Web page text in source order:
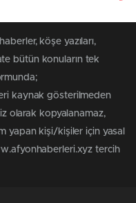
köşe yazıları,
bütün konuların tek
kaynak gösterilmeden
olarak kopyalanamaz,
yapan kişi/kişiler için yasal
tercih